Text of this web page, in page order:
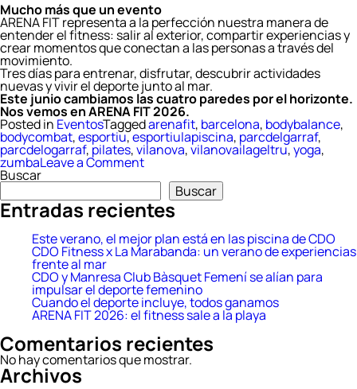
Mucho más que un evento
ARENA FIT representa a la perfección nuestra manera de
entender el fitness: salir al exterior, compartir experiencias y
crear momentos que conectan a las personas a través del
movimiento.
Tres días para entrenar, disfrutar, descubrir actividades
nuevas y vivir el deporte junto al mar.
Este junio cambiamos las cuatro paredes por el horizonte.
Nos vemos en ARENA FIT 2026.
Posted in EventosTaggedarenafit, barcelona, bodybalance,
bodycombat,esportiu,esportiulapiscina, parcdelgarraf,
parcdelogarraf, pilates,vilanova,vilanovailageltru,yoga,
zumbaLeave a Commenton
FIT
2026:
el
sale
a
playa
Buscar
Buscar
Entradas recientes
Este verano, el mejor plan está en las piscina de CDO
CDO Fitness x La Marabanda: un verano de experiencias
frente al mar
CDO y Manresa Club Bàsquet Femení se alían para
impulsar el deporte femenino
Cuando el deporte incluye, todos ganamos
ARENA FIT 2026: el fitness sale a la playa
Comentarios recientes
No hay comentarios que mostrar.
Archivos